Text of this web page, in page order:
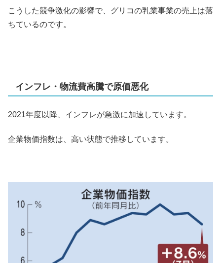
こうした競争激化の影響で、グリコの乳業事業の売上は落
ちているのです。
インフレ・物流費高騰で原価悪化
2021年度以降、インフレが急激に加速しています。
企業物価指数は、高い状態で推移しています。